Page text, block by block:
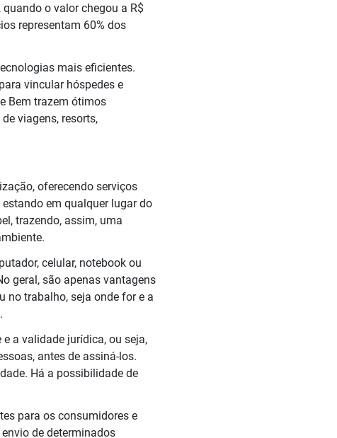
o valor chegou a R$
representam 60% dos
mais eficientes.
vincular hóspedes e
Bem trazem ótimos
viagens, resorts,
oferecendo serviços
em qualquer lugar do
trazendo, assim, uma
celular, notebook ou
geral, são apenas vantagens
no trabalho, seja onde for e a
a validade jurídica, ou seja,
antes de assiná-los.
Há a possibilidade de
para os consumidores e
de determinados